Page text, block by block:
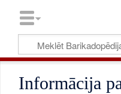
Informācija